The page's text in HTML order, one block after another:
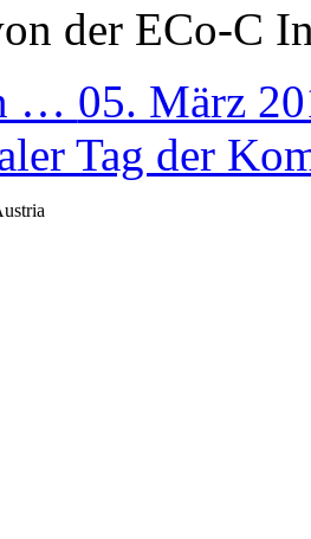
der ECo-C
… 05. März
Tag der